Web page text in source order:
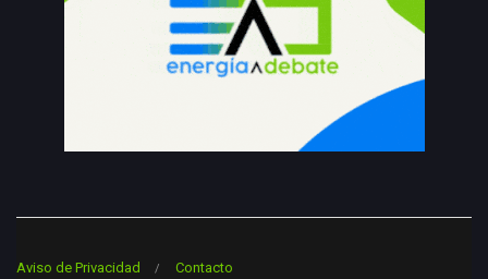
Aviso de Privacidad Contacto